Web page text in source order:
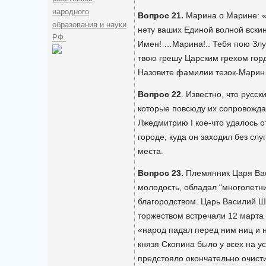
народного
образования и науки
РФ.
Вопрос 21. Марина о Марине:
нету ваших Единой волной
Имен! …Марина!.. Тебя пою
твою грешу Царским грехом
Назовите фамилии тезок-
Вопрос 22 . Известно, что
которые повсюду их
Лжедмитрию I кое-что удалось
городе, куда он заходил без
места.
Вопрос 23. Племянник Царя
молодость, обладал
благородством. Царь Василий
торжеством встречали 12
«народ падал перед ним ниц и
князя Скопина было у всех на
предстояло окончательно